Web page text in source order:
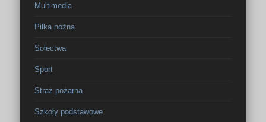
Multimedia
Piłka nożna
Sołectwa
Sport
Straż pożarna
Szkoły podstawowe